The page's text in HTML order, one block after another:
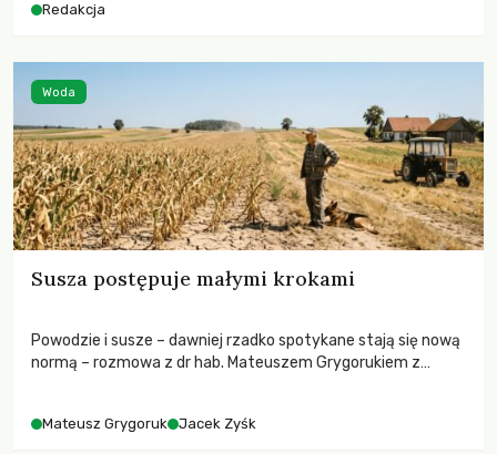
niezwykle korzystne rozwiązania dla przyrody i zwierząt,
funkcjonowania łowiectwa w Polsce.
Redakcja
Susza postępuje małymi krokami
Powodzie i susze – dawniej rzadko spotykane stają się nową
normą – rozmowa z dr hab. Mateuszem Grygorukiem z
Mateusz Grygoruk Jacek Zyśk
Woda